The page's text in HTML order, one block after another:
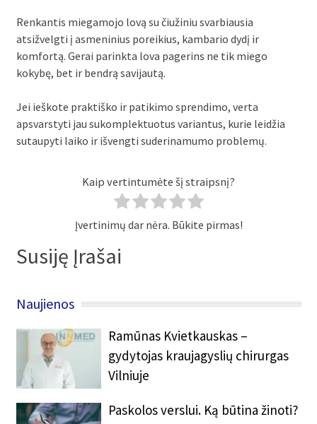
Renkantis miegamojo lovą su čiužiniu svarbiausia
atsižvelgti į asmeninius poreikius, kambario dydį ir
komfortą. Gerai parinkta lova pagerins ne tik miego
kokybę, bet ir bendrą savijautą.
Jei ieškote praktiško ir patikimo sprendimo, verta
apsvarstyti jau sukomplektuotus variantus, kurie leidžia
sutaupyti laiko ir išvengti suderinamumo problemų.
Kaip vertintumėte šį straipsnį?
Įvertinimų dar nėra. Būkite pirmas!
Susiję Įrašai
Naujienos
Ramūnas Kvietkauskas –
gydytojas kraujagyslių chirurgas
Vilniuje
Paskolos verslui. Ką būtina žinoti?